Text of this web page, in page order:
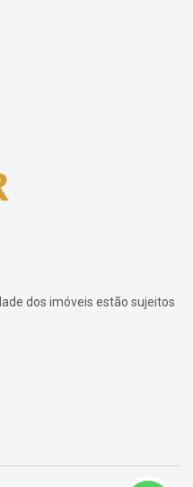
dos imóveis estão sujeitos